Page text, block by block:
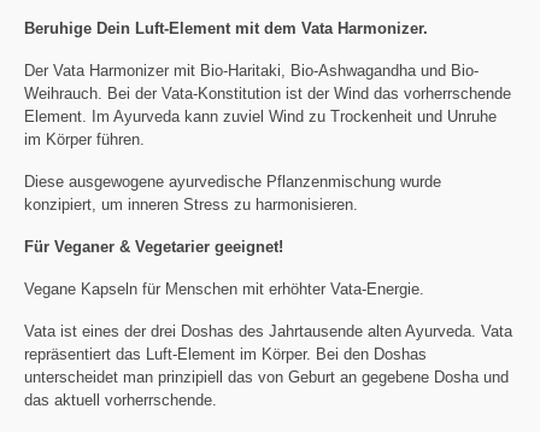
Beruhige Dein Luft-Element mit dem Vata Harmonizer.
Der Vata Harmonizer mit Bio-Haritaki, Bio-Ashwagandha und Bio-
Weihrauch. Bei der Vata-Konstitution ist der Wind das vorherrschende
Element. Im Ayurveda kann zuviel Wind zu Trockenheit und Unruhe
im Körper führen.
Diese ausgewogene ayurvedische Pflanzenmischung wurde
konzipiert, um inneren Stress zu harmonisieren.
Für Veganer & Vegetarier geeignet!
Vegane Kapseln für Menschen mit erhöhter Vata-Energie.
Vata ist eines der drei Doshas des Jahrtausende alten Ayurveda. Vata
repräsentiert das Luft-Element im Körper. Bei den Doshas
unterscheidet man prinzipiell das von Geburt an gegebene Dosha und
das aktuell vorherrschende.